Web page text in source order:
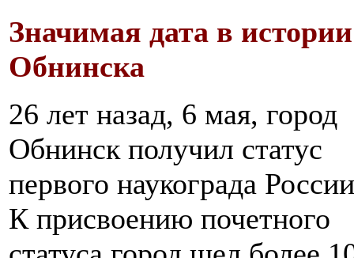
Значимая дата в истории
Обнинска
26 лет назад, 6 мая, город
Обнинск получил статус
первого наукограда
К присвоению почетного